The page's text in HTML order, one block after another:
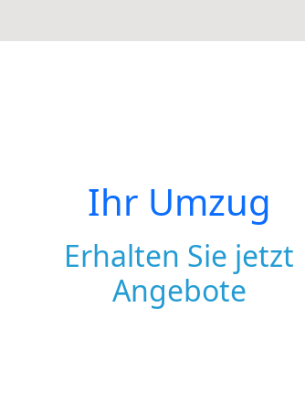
Ihr Umzug
Erhalten Sie jetzt
Angebote